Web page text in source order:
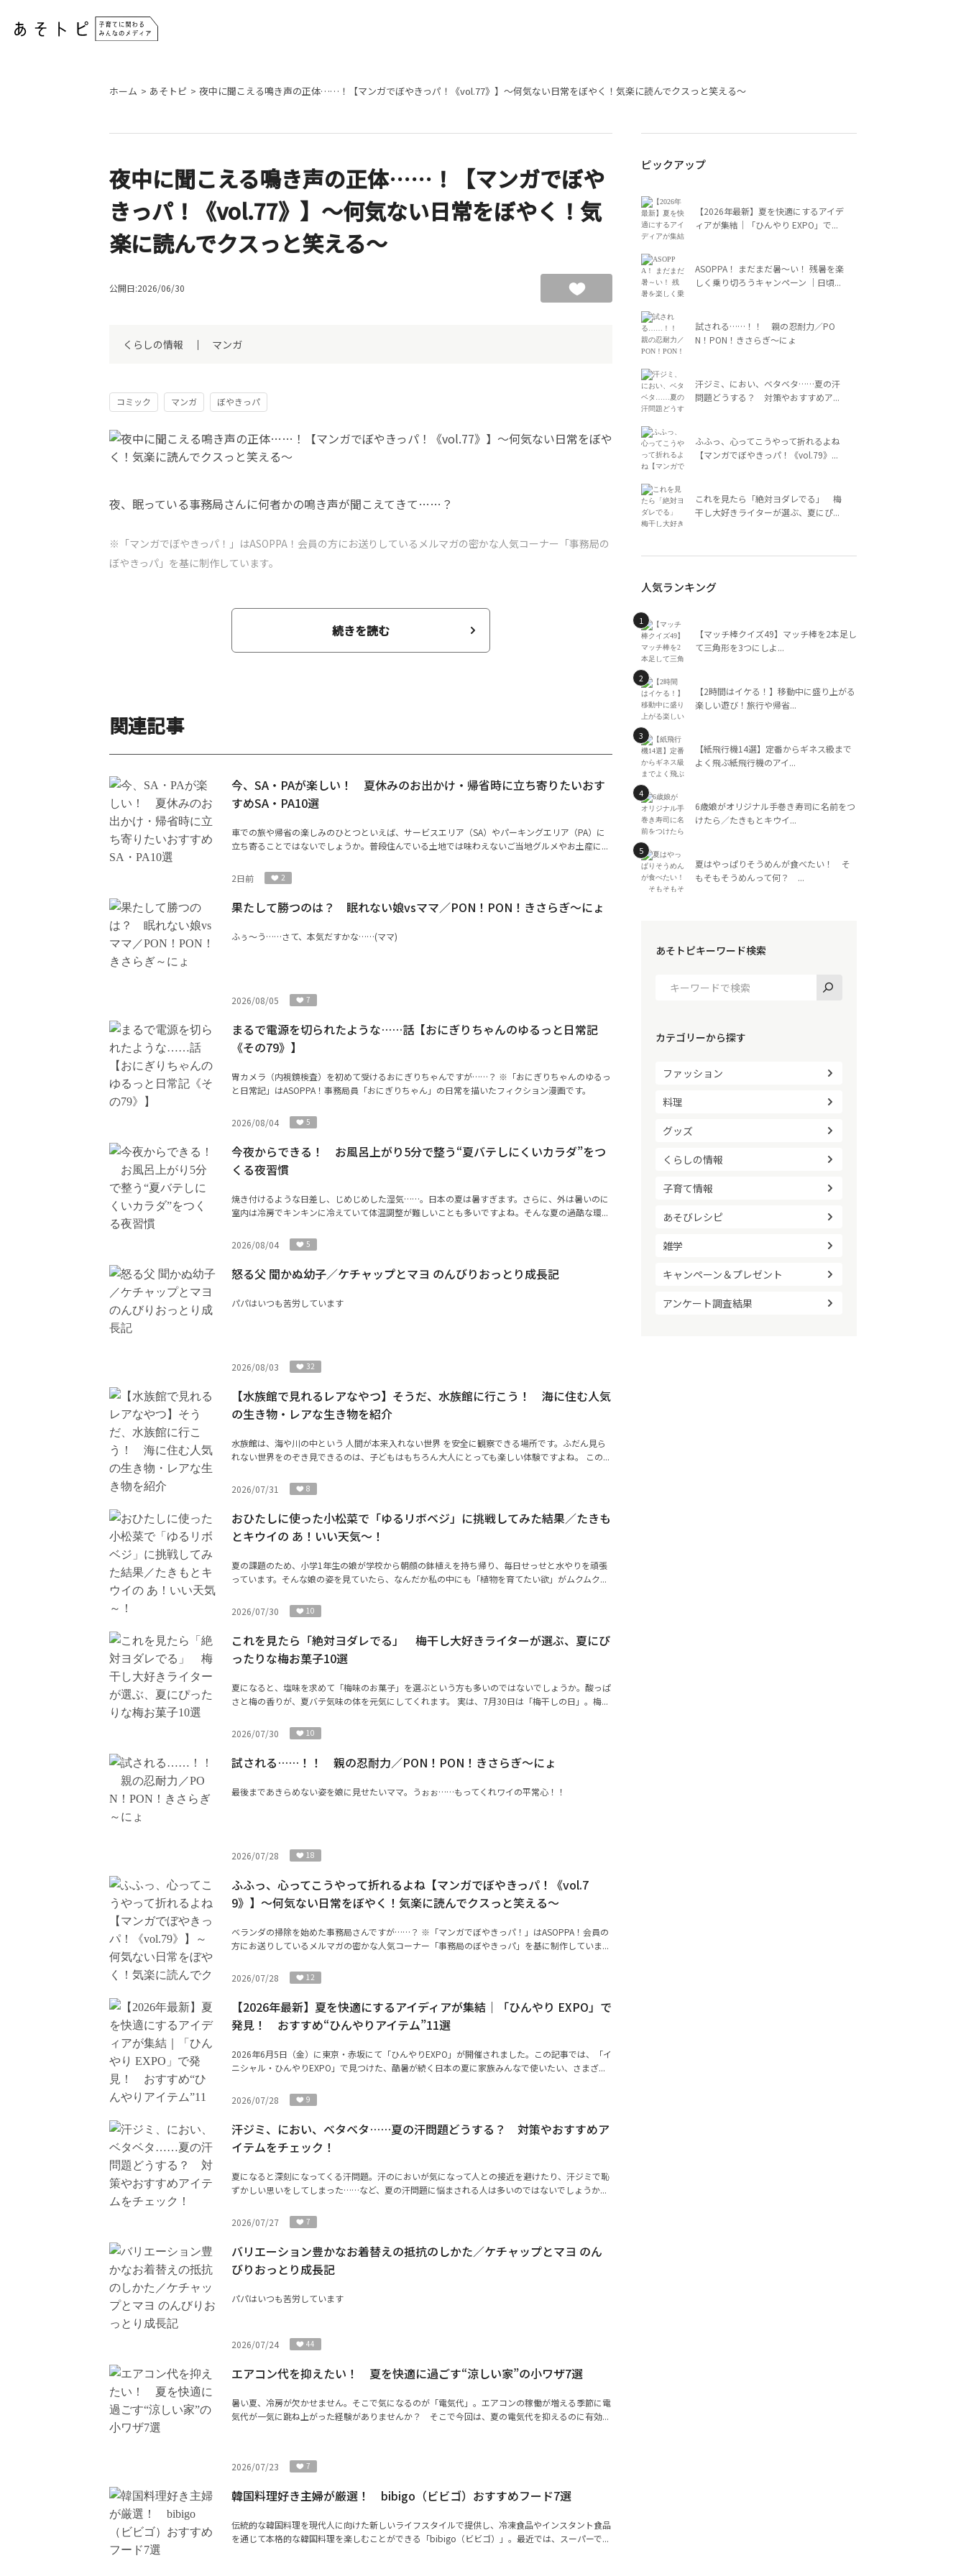
ホーム あそトピ 夜中に聞こえる鳴き声の正体……！【マンガでぼやきっパ！《vol.77》】～何気ない日常をぼやく！気楽に読んでクスっと笑える～
夜中に聞こえる鳴き声の正体……！【マンガでぼや
きっパ！《vol.77》】～何気ない日常をぼやく！気
楽に読んでクスっと笑える～
公開日:2026/06/30
くらしの情報 マンガ
コミック マンガ ぼやきっパ
夜、眠っている事務局さんに何者かの鳴き声が聞こえてきて……？
※「マンガでぼやきっパ！」はASOPPA！ 会員の方にお送りしているメルマガの密かな人気コーナー「事務局の
ぼやきっパ」を基に制作しています。
続きを読む
関連記事
今、SA・PAが楽しい！ 夏休みのお出かけ・帰省時に立ち寄りたいおす
すめSA・PA10選
車での旅や帰省の楽しみのひとつといえば、サービスエリア（SA）やパーキングエリア（PA）に
立ち寄ることではないでしょうか。普段住んでいる土地では味わえないご当地グルメやお土産に...
2日前 2
果たして勝つのは？ 眠れない娘vsママ／PON！PON！きさらぎ～にょ
ふぅ〜う……さて、本気だすかな……(ママ)
2026/08/05 7
まるで電源を切られたような……話【おにぎりちゃんのゆるっと日常記
《その79》】
胃カメラ（内視鏡検査）を初めて受けるおにぎりちゃんですが……？ ※「おにぎりちゃんのゆるっ
と日常記」はASOPPA！事務局員「おにぎりちゃん」の日常を描いたフィクション漫画です。
2026/08/04 5
今夜からできる！ お風呂上がり5分で整う“夏バテしにくいカラダ”をつ
くる夜習慣
焼き付けるような日差し、じめじめした湿気……。日本の夏は暑すぎます。さらに、外は暑いのに
室内は冷房でキンキンに冷えていて体温調整が難しいことも多いですよね。そんな夏の過酷な環...
2026/08/04 5
怒る父 聞かぬ幼子／ケチャップとマヨ のんびりおっとり成長記
パパはいつも苦労しています
2026/08/03 32
【水族館で見れるレアなやつ】そうだ、水族館に行こう！ 海に住む人気
の生き物・レアな生き物を紹介
水族館は、海や川の中という 人間が本来入れない世界 を安全に観察できる場所です。ふだん見ら
れない世界をのぞき見できるのは、子どもはもちろん大人にとっても楽しい体験ですよね。 この...
2026/07/31 8
おひたしに使った小松菜で「ゆるリボベジ」に挑戦してみた結果／たきも
とキウイの あ！いい天気～！
夏の課題のため、小学1年生の娘が学校から朝顔の鉢植えを持ち帰り、毎日せっせと水やりを頑張
っています。そんな娘の姿を見ていたら、なんだか私の中にも「植物を育てたい欲」がムクムク...
2026/07/30 10
これを見たら「絶対ヨダレでる」 梅干し大好きライターが選ぶ、夏にぴ
ったりな梅お菓子10選
夏になると、塩味を求めて「梅味のお菓子」を選ぶという方も多いのではないでしょうか。酸っぱ
さと梅の香りが、夏バテ気味の体を元気にしてくれます。 実は、7月30日は「梅干しの日」。梅...
2026/07/30 10
試される……！！ 親の忍耐力／PON！PON！きさらぎ～にょ
最後まであきらめない姿を娘に見せたいママ。うぉぉ……もってくれワイの平常心！！
2026/07/28 18
ふふっ、心ってこうやって折れるよね【マンガでぼやきっパ！《vol.7
9》】～何気ない日常をぼやく！気楽に読んでクスっと笑える～
ベランダの掃除を始めた事務局さんですが……？ ※「マンガでぼやきっパ！」はASOPPA！会員の
方にお送りしているメルマガの密かな人気コーナー「事務局のぼやきっパ」を基に制作していま...
2026/07/28 12
【2026年最新】夏を快適にするアイディアが集結｜「ひんやり EXPO」で
発見！ おすすめ“ひんやりアイテム”11選
2026年6月5日（金）に東京・赤坂にて「ひんやりEXPO」が開催されました。この記事では、「イ
ニシャル・ひんやりEXPO」で見つけた、酷暑が続く日本の夏に家族みんなで使いたい、さまざ...
2026/07/28 9
汗ジミ、におい、ベタベタ……夏の汗問題どうする？ 対策やおすすめア
イテムをチェック！
夏になると深刻になってくる汗問題。汗のにおいが気になって人との接近を避けたり、汗ジミで恥
ずかしい思いをしてしまった……など、夏の汗問題に悩まされる人は多いのではないでしょうか...
2026/07/27 7
バリエーション豊かなお着替えの抵抗のしかた／ケチャップとマヨ のん
びりおっとり成長記
パパはいつも苦労しています
2026/07/24 44
エアコン代を抑えたい！ 夏を快適に過ごす“涼しい家”の小ワザ7選
暑い夏、冷房が欠かせません。そこで気になるのが「電気代」。エアコンの稼働が増える季節に電
気代が一気に跳ね上がった経験がありませんか？ そこで今回は、夏の電気代を抑えるのに有効...
2026/07/23 7
韓国料理好き主婦が厳選！ bibigo（ビビゴ）おすすめフード7選
伝統的な韓国料理を現代人に向けた新しいライフスタイルで提供し、冷凍食品やインスタント食品
を通じて本格的な韓国料理を楽しむことができる「bibigo（ビビゴ）」。最近では、スーパーで...
ピックアップ
【2026年最新】夏を快適にするアイデ
ィアが集結｜「ひんやり EXPO」で...
ASOPPA！ まだまだ暑～い！ 残暑を楽
しく乗り切ろうキャンペーン ｜日頃...
試される……！！ 親の忍耐力／PO
N！PON！きさらぎ～にょ
汗ジミ、におい、ベタベタ……夏の汗
問題どうする？ 対策やおすすめア...
ふふっ、心ってこうやって折れるよね
【マンガでぼやきっパ！《vol.79》...
これを見たら「絶対ヨダレでる」 梅
干し大好きライターが選ぶ、夏にぴ...
人気ランキング
【マッチ棒クイズ49】マッチ棒を2本足し
て三角形を3つにしよ...
【2時間はイケる！】移動中に盛り上がる
楽しい遊び！旅行や帰省...
【紙飛行機14選】定番からギネス級まで
よく飛ぶ紙飛行機のアイ...
6歳娘がオリジナル手巻き寿司に名前をつ
けたら／たきもとキウイ...
夏はやっぱりそうめんが食べたい！ そ
もそもそうめんって何？ ...
あそトピキーワード検索
カテゴリーから探す
ファッション
料理
グッズ
くらしの情報
子育て情報
あそびレシピ
雑学
キャンペーン＆プレゼント
アンケート調査結果